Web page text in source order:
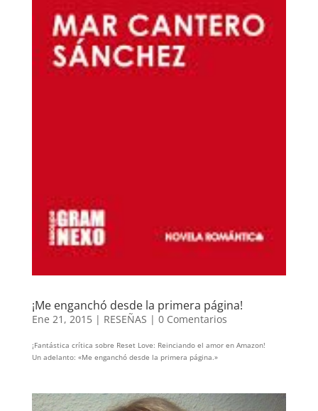
¡Me enganchó desde la primera página!
Ene 21, 2015| RESEÑAS | 0 Comentarios
¡Fantástica crítica sobre Reset Love: Reinciando el amor en Amazon!
Un adelanto: «Me enganchó desde la primera página.»